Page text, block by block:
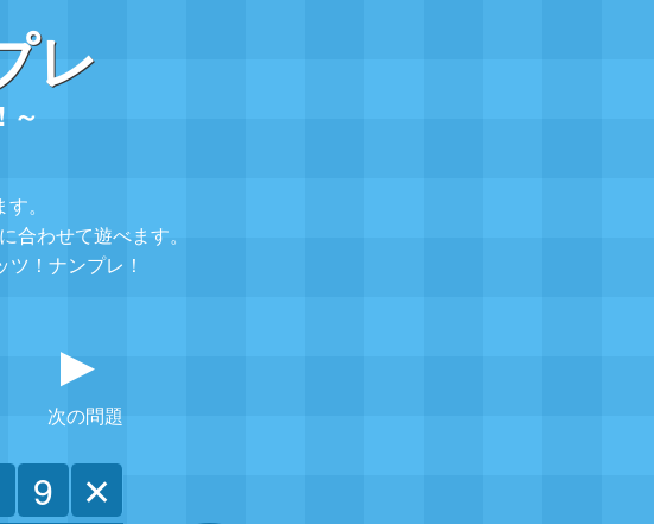
レ
～
。
合わせて遊べます。
ツ！ナンプレ！
▲
次の問題
9 ✕